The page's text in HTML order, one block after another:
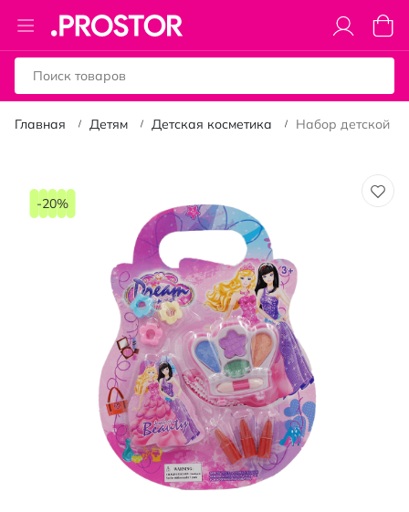
Toggle
Nav
Моя
Главная Детям Детская косметика Набор детской
перейти
-20%